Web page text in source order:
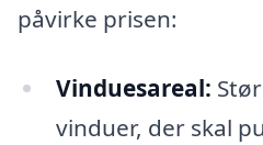
påvirke prisen:
Vinduesareal:
vinduer, der skal